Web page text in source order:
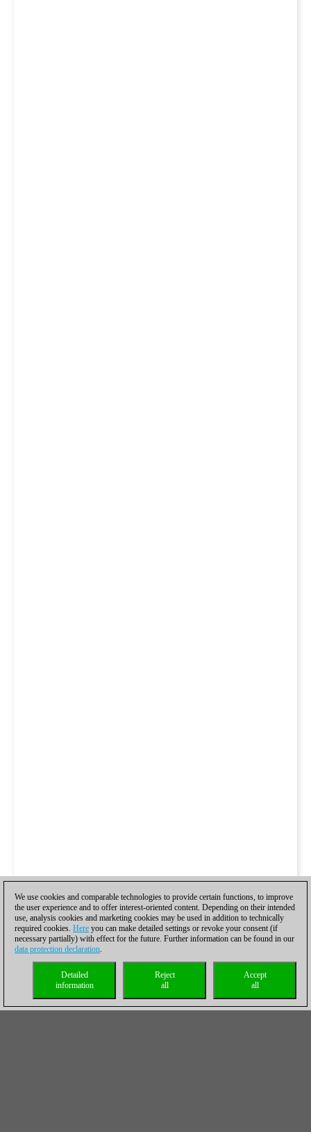
We use cookies and comparable technologies to provide certain functions, to improve
the user experience and to offer interest-oriented content. Depending on their intended
use, analysis cookies and marketing cookies may be used in addition to technically
required cookies. Here you can make detailed settings or revoke your consent (if
necessary partially) with effect for the future. Further information can be found in our
data protection declaration.
Accept
all
Reject
all
Detailed
information